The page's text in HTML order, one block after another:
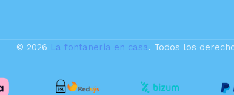
© 2026 La fontanería en casa. Todos los